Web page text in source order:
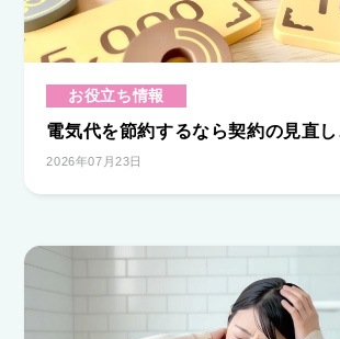
お役立ち情報
電気代を節約するなら契約の見直
2026年07月23日